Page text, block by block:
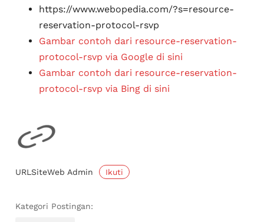
https://www.webopedia.com/?s=resource-
reservation-protocol-rsvp
Gambar contoh dari resource-reservation-
protocol-rsvp via Google di sini
Gambar contoh dari resource-reservation-
protocol-rsvp via Bing di sini
URLSiteWeb Admin Ikuti
Kategori Postingan: